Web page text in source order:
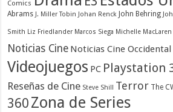
Comics
Abrams J. Miller Tobin Johan Renck John Behring
Smith Liz Friedlander Marcos Siega Michelle MacLaren
Noticias Cine Noticias Cine Occidental
Videojuegos PC Playstation
Reseñas de Cine Steve Shill Terror The
360 Zona de Series